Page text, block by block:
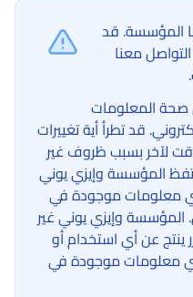
المؤسسة. قد
معنا
صحة المعلومات
قد تطرأ أية تغييرات
لآخر بسبب ظروف غير
المؤسسة وإيزي يوني
معلومات موجودة في
وإيزي يوني غير
عن أي استخدام أو
معلومات موجودة في